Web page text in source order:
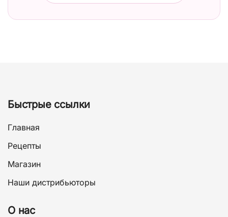
Быстрые ссылки
Главная
Рецепты
Магазин
Наши дистрибьюторы
О нас